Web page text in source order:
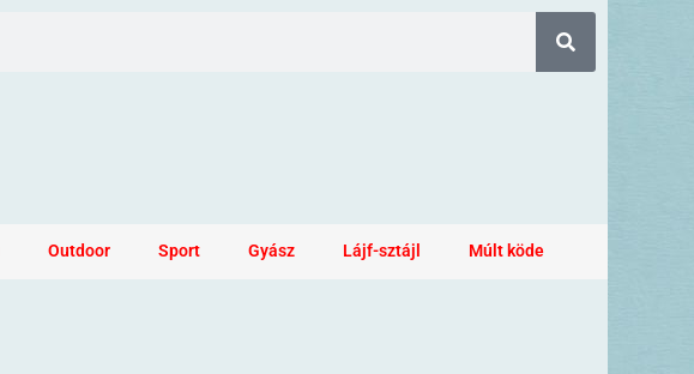
Outdoor Sport Gyász Lájf-sztájl Múlt köde